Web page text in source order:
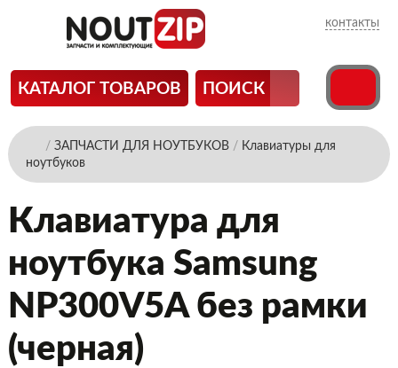
контакты
КАТАЛОГ ТОВАРОВ ПОИСК
/ ЗАПЧАСТИ ДЛЯ НОУТБУКОВ/ Клавиатуры для
ноутбуков
Клавиатура для
ноутбука Samsung
NP300V5A без рамки
(черная)